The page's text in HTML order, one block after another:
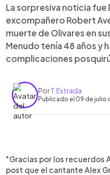
La sorpresiva noticia fue
excompañero Robert
muerte de Olivares en
Menudo tenía 48 años y
complicaciones
PorT. Estrada
Publicado el 09 de julio
► Escuchar artículo
"Gracias por los recuerdos
post que el cantante Alex